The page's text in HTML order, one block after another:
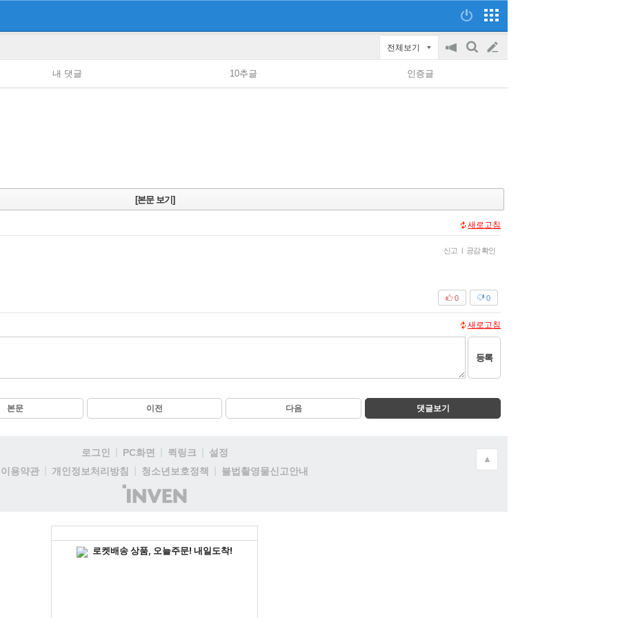
전체보기
공
on/off
검
글
쓰
내 댓글 10추글 인증글
[본문 보기]
새로고침
신고 | 공감 확인
0
0
새로고침
등록
본문 이전 다음 댓글보기
로그인 PC화면 퀵링크
설정
이용약관
개인정보처리방침 청소년보호정책
불법촬영물신고안내
(주)
인
▲